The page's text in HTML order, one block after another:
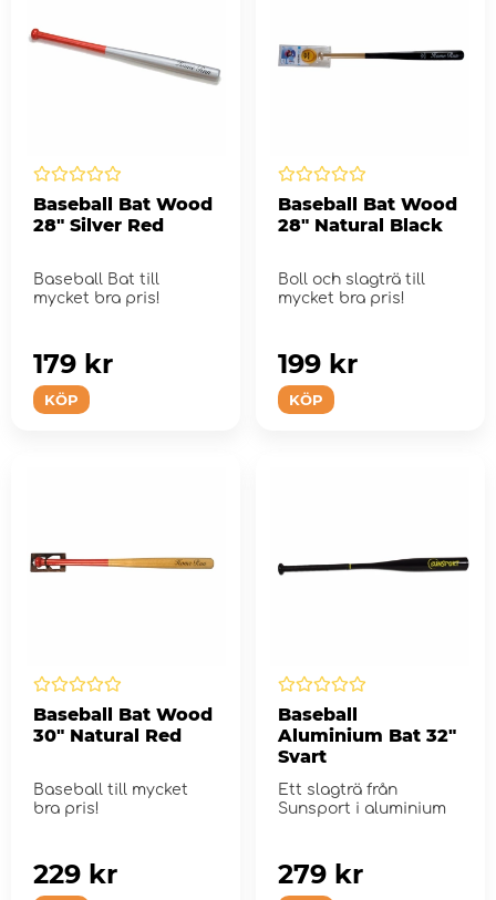
Baseball Bat Wood
28" Silver Red
Baseball Bat till
mycket bra pris!
KÖP
179 kr
Baseball Bat Wood
28" Natural Black
Boll och slagträ till
mycket bra pris!
KÖP
199 kr
Baseball Bat Wood
30" Natural Red
Baseball till mycket
bra pris!
229 kr
Baseball
Aluminium Bat 32"
Svart
Ett slagträ från
Sunsport i aluminium
279 kr